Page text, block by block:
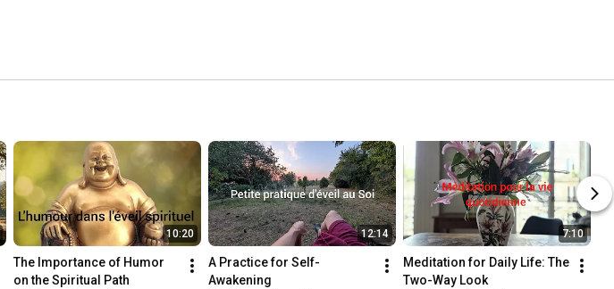
10:20
The Importance of Humor
on the Spiritual Path
12:14
A Practice for Self-
Awakening
7:10
Meditation for Daily Life: The
Two-Way Look